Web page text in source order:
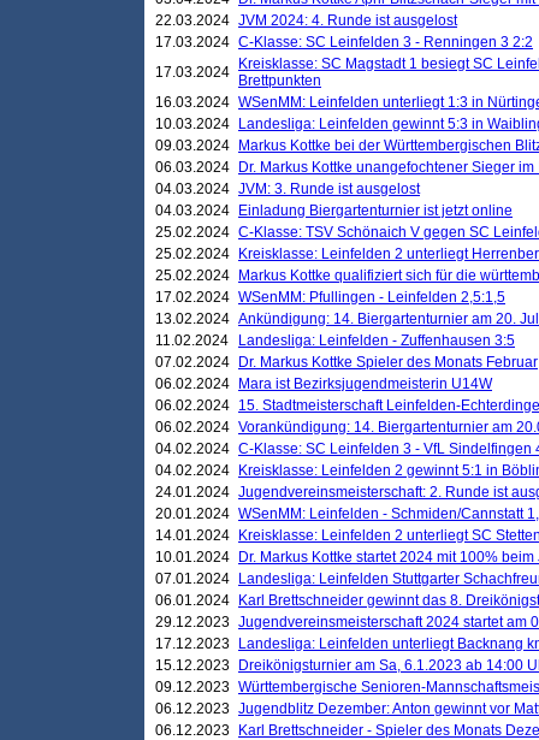
22.03.2024 JVM 2024: 4. Runde ist ausgelost
17.03.2024 C-Klasse: SC Leinfelden 3 - Renningen 3 2:2
17.03.2024
Kreisklasse: SC Magstadt 1 besiegt SC
Brettpunkten
16.03.2024 WSenMM: Leinfelden unterliegt 1:3 in
10.03.2024
Landesliga: Leinfelden gewinnt 5:3 in
09.03.2024
Markus Kottke bei der Württembergischen
06.03.2024
Dr. Markus Kottke unangefochtener Sieger
04.03.2024 JVM: 3. Runde ist ausgelost
04.03.2024
Einladung Biergartenturnier ist jetzt online
25.02.2024 C-Klasse: TSV Schönaich V gegen SC
25.02.2024
Kreisklasse: Leinfelden 2 unterliegt
25.02.2024
Markus Kottke qualifiziert sich für die
17.02.2024 WSenMM: Pfullingen - Leinfelden 2,5:1,5
13.02.2024 Ankündigung: 14. Biergartenturnier am 20.
11.02.2024
Landesliga: Leinfelden - Zuffenhausen 3:5
07.02.2024
Dr. Markus Kottke Spieler des Monats Februar
06.02.2024
Mara ist Bezirksjugendmeisterin U14W
06.02.2024 15. Stadtmeisterschaft Leinfelden-
06.02.2024 Vorankündigung: 14. Biergartenturnier am
04.02.2024 C-Klasse: SC Leinfelden 3 - VfL Sindelfingen
04.02.2024
Kreisklasse: Leinfelden 2 gewinnt 5:1 in
24.01.2024 Jugendvereinsmeisterschaft: 2. Runde ist
20.01.2024 WSenMM: Leinfelden - Schmiden/Cannstatt
14.01.2024
Kreisklasse: Leinfelden 2 unterliegt SC
10.01.2024
Dr. Markus Kottke startet 2024 mit 100%
07.01.2024
Landesliga: Leinfelden Stuttgarter
06.01.2024
Karl Brettschneider gewinnt das 8.
29.12.2023 Jugendvereinsmeisterschaft 2024 startet am
17.12.2023
Landesliga: Leinfelden unterliegt Backnang
15.12.2023
Dreikönigsturnier am Sa, 6.1.2023 ab 14:00
09.12.2023 Württembergische Senioren-
06.12.2023 Jugendblitz Dezember: Anton gewinnt vor
06.12.2023
Karl Brettschneider - Spieler des Monats